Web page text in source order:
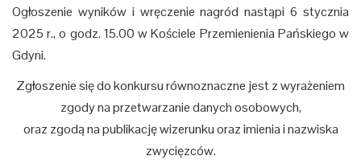
Ogłoszenie wyników i wręczenie nagród nastąpi 6 stycznia
2025 r., o godz. 15.00 w Kościele Przemienienia Pańskiego w
Gdyni.
Zgłoszenie się do konkursu równoznaczne jest z wyrażeniem
zgody na przetwarzanie danych osobowych,
oraz zgodą na publikację wizerunku oraz imienia i nazwiska
zwycięzców.